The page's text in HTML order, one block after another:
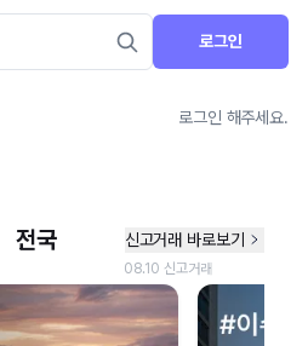
로그인
로그인 해주세요.